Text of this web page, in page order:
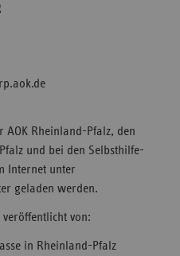
Rheinland-Pfalz, den
und bei den Selbsthilfe-
Internet unter
geladen werden.
von:
in Rheinland-Pfalz